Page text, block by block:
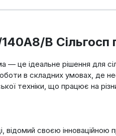
B Сільгосп
це ідеальне рішення для
в складних умовах, де
техніки, що працює на
відомий своєю